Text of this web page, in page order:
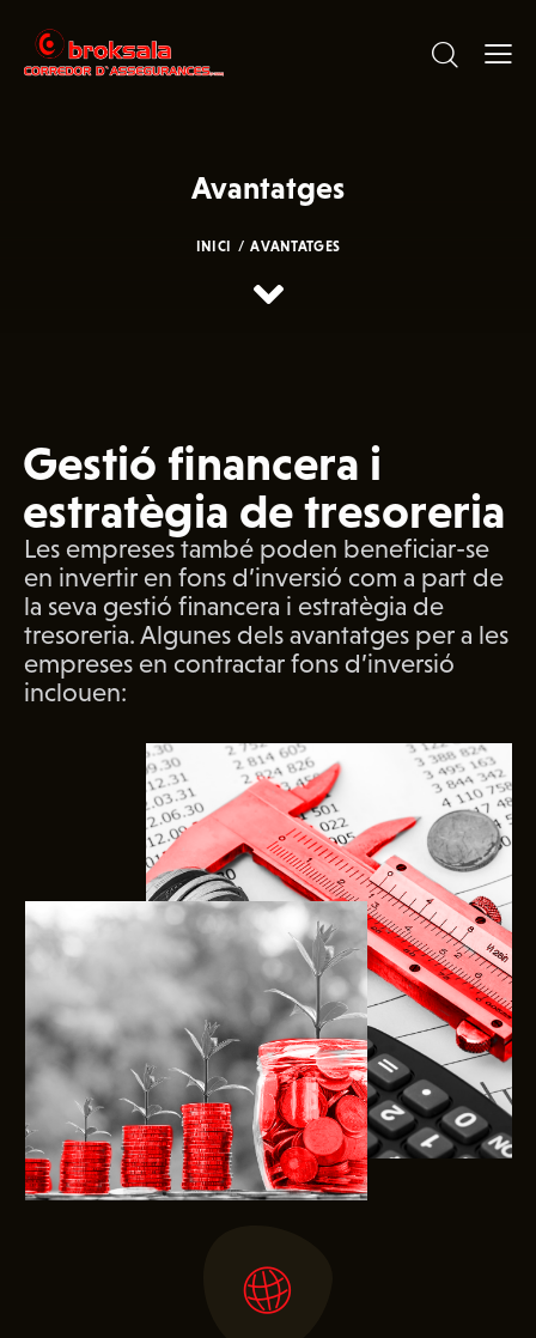
Avantatges
INICI AVANTATGES
Gestió financera i
estratègia de tresoreria
Les empreses també poden beneficiar-se
en invertir en fons d’inversió com a part de
la seva gestió financera i estratègia de
tresoreria. Algunes dels avantatges per a les
empreses en contractar fons d’inversió
inclouen: